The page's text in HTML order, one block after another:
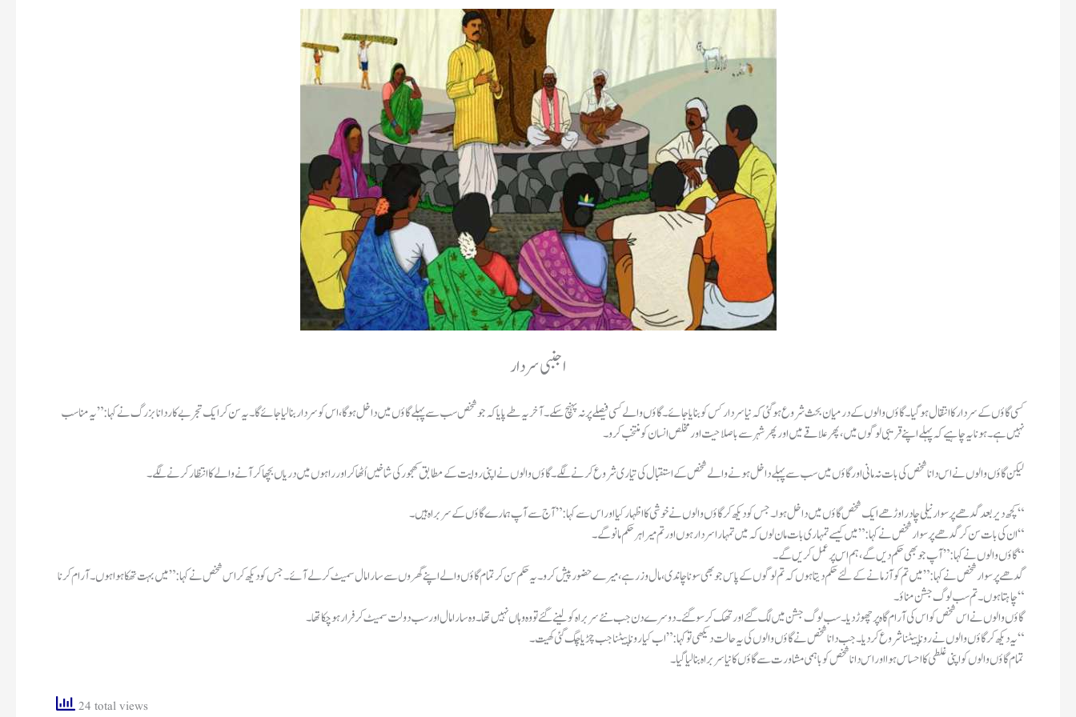
اجنبی سردار
کسی گاؤں کے سردار کا انتقال ہو گیا۔گاؤں والوں کے درمیان بحث شروع ہو گئی کہ نیا سردار کس کو بنایا جائے۔گاؤں والے کسی فیصلے پر نہ پہنچ سکے۔آخر یہ طے پایا کہ جو شخص سب سے پہلے گاؤں میں داخل ہو گا،اس کو سردار بنا لیا جائے گا۔یہ سن کر ایک تجربے کار دانا بزرگ نے کہا:”یہ مناسب
نہیں ہے۔ہونا یہ چاہیے کہ پہلے اپنے قریبی لوگوں میں،پھر علاقے میں اور پھر شہر سے باصلاحیت اور مخلص انسان کو منتخب کرو۔
لیکن گاؤں والوں نے اس دانا شخص کی بات نہ مانی اور گاؤں میں سب سے پہلے داخل ہونے والے شخص کے استقبال کی تیاری شروع کرنے لگے۔گاؤں والوں نے اپنی روایت کے مطابق کھجور کی شاخیں اُٹھا کر اور راہوں میں دریاں بچھا کر آنے والے کا انتظار کرنے لگے۔
کچھ دیر بعد گدھے پر سوار نیلی چادر اوڑھے ایک شخص گاؤں میں داخل ہوا۔جس کو دیکھ کر گاؤں والوں نے خوشی کا اظہار کیا اور اس سے کہا:”آج سے آپ ہمارے گاؤں کے سربراہ ہیں۔“
ان کی بات سن کر گدھے پر سوار شخص نے کہا:”میں کیسے تمہاری بات مان لوں کہ میں تمہارا سردار ہوں اور تم میرا ہر حکم مانو گے۔“
گاؤں والوں نے کہا:”آپ جو بھی حکم دیں گے،ہم اس پر عمل کریں گے۔“
گدھے پر سوار شخص نے کہا:”میں تم کو آزمانے کے لئے حکم دیتا ہوں کہ تم لوگوں کے پاس جو بھی سونا چاندی،مال وزر ہے،میرے حضور پیش کرو۔یہ حکم سن کر تمام گاؤں والے اپنے گھروں سے سارا مال سمیٹ کر لے آئے۔جس کو دیکھ کر اس شخص نے کہا:”میں بہت تھکا ہوا ہوں۔آرام کرنا
چاہتا ہوں۔تم سب لوگ جشن مناؤ۔“
گاؤں والوں نے اس شخص کو اس کی آرام گاہ پر چھوڑ دیا۔سب لوگ جشن میں لگ گئے اور تھک کر سو گئے۔دوسرے دن جب نئے سربراہ کو لینے گئے تو وہ وہاں نہیں تھا۔وہ سارا مال اور سب دولت سمیٹ کر فرار ہو چکا تھا۔
یہ دیکھ کر گاؤں والوں نے رونا پیٹنا شروع کر دیا۔جب دانا شخص نے گاؤں والوں کی یہ حالت دیکھی تو کہا:”اب کیا رونا پیٹنا جب چڑیا چگ گئی کھیت۔“
تمام گاؤں والوں کو اپنی غلطی کا احساس ہوا اور اس دانا شخص کو باہمی مشاورت سے گاؤں کا نیا سربراہ بنا لیا گیا۔
24 total views